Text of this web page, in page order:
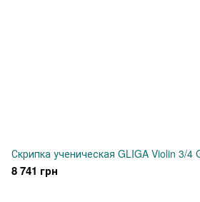
Скрипка ученическая GLIGA Violin 3/4
8 741 грн